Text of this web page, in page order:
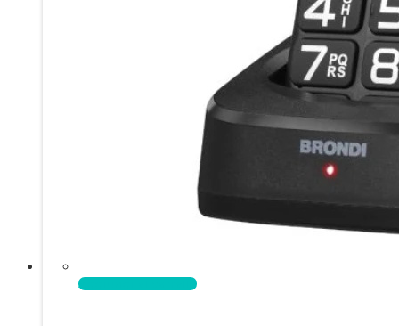
Aggiungi al carrello